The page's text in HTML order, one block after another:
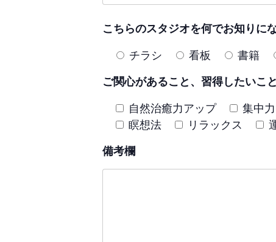
こちらのスタジオを何でお知りに
チラシ
看板 書籍
ご関心があること、習得したいこ
自然治癒力アップ
集中
瞑想法
リラックス
備考欄